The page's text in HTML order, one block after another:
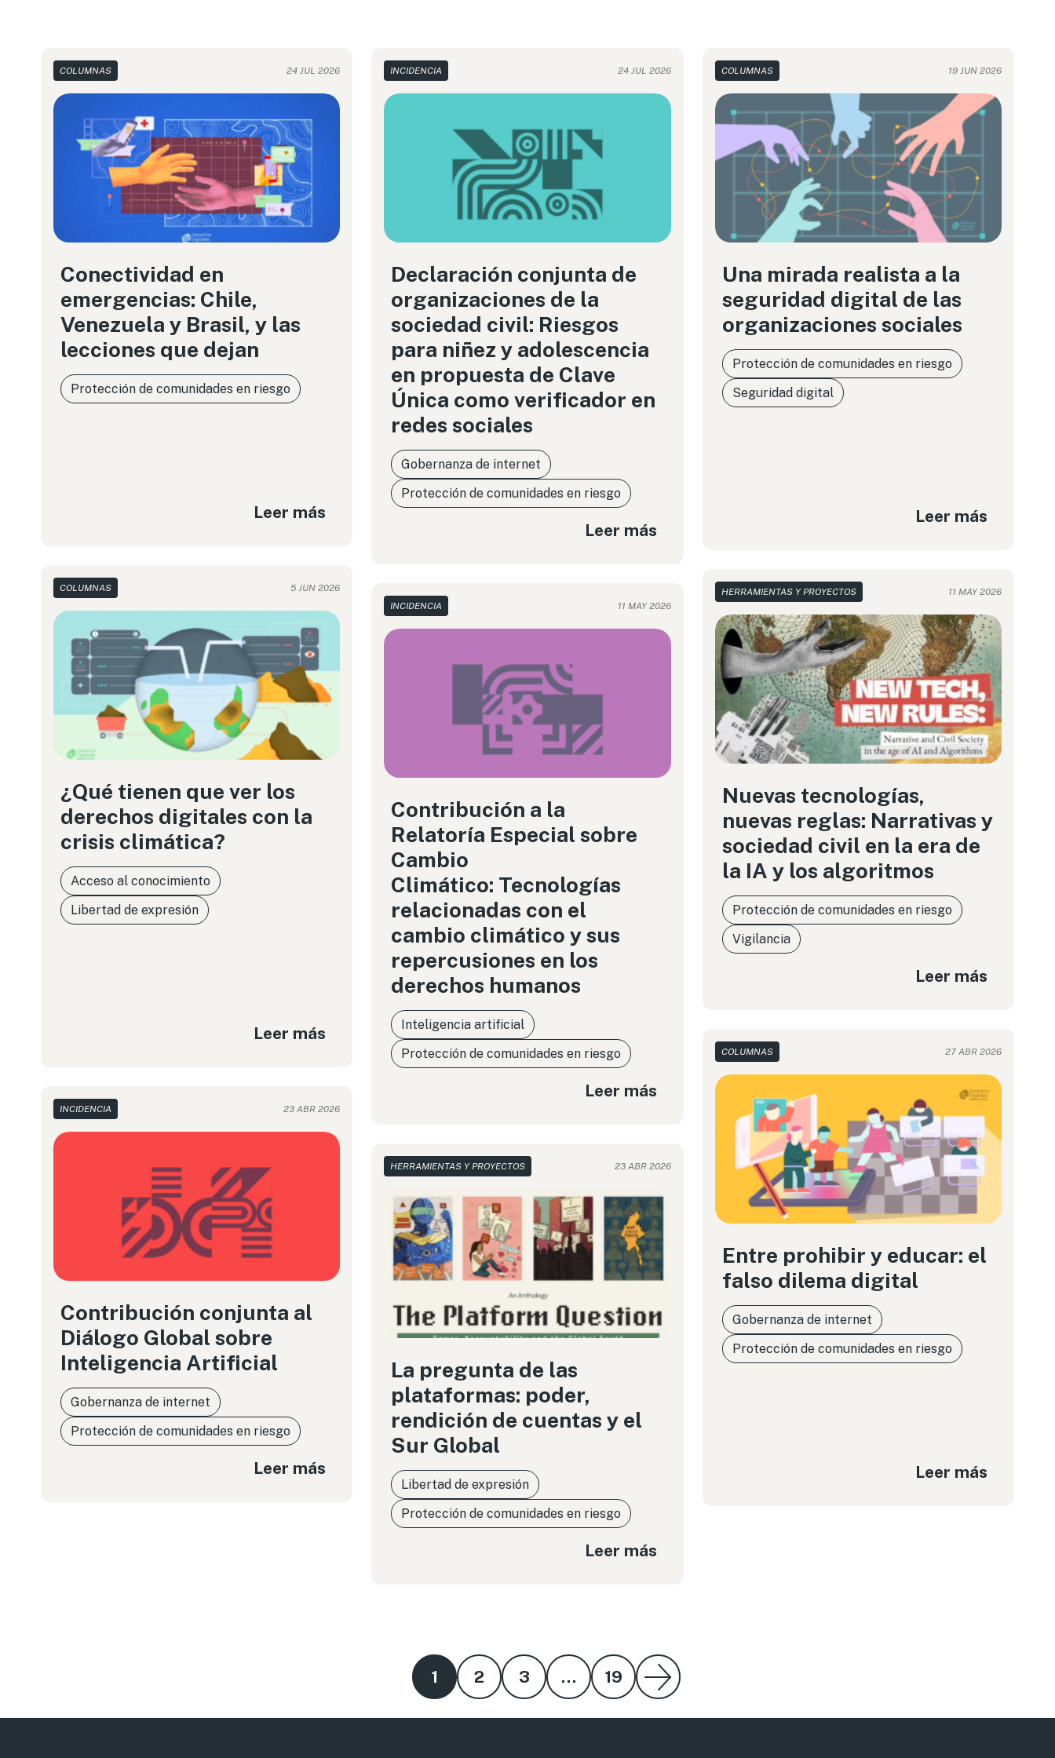
COLUMNAS 24 JUL 2026
Conectividad en
emergencias: Chile,
Venezuela y Brasil, y las
lecciones que dejan
Protección de comunidades en riesgo
Leer más
INCIDENCIA 24 JUL 2026
Declaración conjunta de
organizaciones de la
sociedad civil: Riesgos
para niñez y adolescencia
en propuesta de Clave
Única como verificador en
redes sociales
Gobernanza de internet
Protección de comunidades en riesgo
Leer más
COLUMNAS 19 JUN 2026
Una mirada realista a la
seguridad digital de las
organizaciones sociales
Protección de comunidades en riesgo
Seguridad digital
Leer más
COLUMNAS 5 JUN 2026
¿Qué tienen que ver los
derechos digitales con la
crisis climática?
Acceso al conocimiento
Libertad de expresión
Leer más
HERRAMIENTAS Y PROYECTOS 11 MAY 2026
Nuevas tecnologías,
nuevas reglas: Narrativas y
sociedad civil en la era de
la IA y los algoritmos
Protección de comunidades en riesgo
Vigilancia
Leer más
INCIDENCIA 11 MAY 2026
Contribución a la
Relatoría Especial sobre
Cambio
Climático: Tecnologías
relacionadas con el
cambio climático y sus
repercusiones en los
derechos humanos
Inteligencia artificial
Protección de comunidades en riesgo
Leer más
COLUMNAS 27 ABR 2026
Entre prohibir y educar: el
falso dilema digital
Gobernanza de internet
Protección de comunidades en riesgo
Leer más
INCIDENCIA 23 ABR 2026
Contribución conjunta al
Diálogo Global sobre
Inteligencia Artificial
Gobernanza de internet
Protección de comunidades en riesgo
Leer más
HERRAMIENTAS Y PROYECTOS 23 ABR 2026
La pregunta de las
plataformas: poder,
rendición de cuentas y el
Sur Global
Libertad de expresión
Protección de comunidades en riesgo
Leer más
1 2 3 … 19